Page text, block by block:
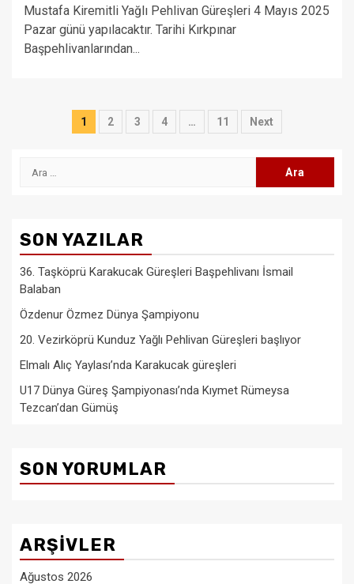
Mustafa Kiremitli Yağlı Pehlivan Güreşleri 4 Mayıs 2025
Pazar günü yapılacaktır. Tarihi Kırkpınar
Başpehlivanlarından...
Yazı
1 2 3 4 … 11 Next
Arama:
SON YAZILAR
36. Taşköprü Karakucak Güreşleri Başpehlivanı İsmail
Balaban
Özdenur Özmez Dünya Şampiyonu
20. Vezirköprü Kunduz Yağlı Pehlivan Güreşleri başlıyor
Elmalı Alıç Yaylası’nda Karakucak güreşleri
U17 Dünya Güreş Şampiyonası’nda Kıymet Rümeysa
Tezcan’dan Gümüş
SON YORUMLAR
ARŞIVLER
Ağustos 2026